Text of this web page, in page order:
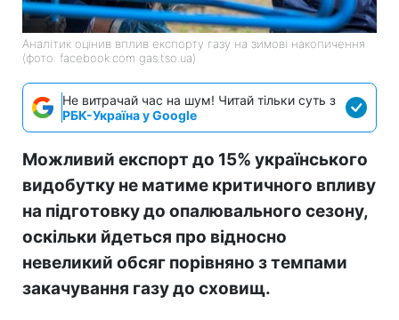
Аналітик оцінив вплив експорту газу на зимові накопичення
(фото: facebook.com gas.tso.ua)
Не витрачай час на шум! Читай тільки суть з
РБК-Україна у Google
Можливий експорт до 15% українського
видобутку не матиме критичного впливу
на підготовку до опалювального сезону,
оскільки йдеться про відносно
невеликий обсяг порівняно з темпами
закачування газу до сховищ.